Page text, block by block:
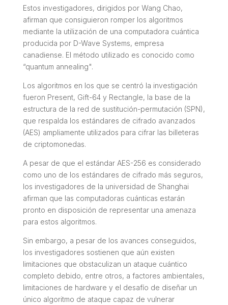
Estos investigadores, dirigidos por Wang Chao,
afirman que consiguieron romper los algoritmos
mediante la utilización de una computadora cuántica
producida por D-Wave Systems, empresa
canadiense. El método utilizado es conocido como
“quantum annealing".
Los algoritmos en los que se centró la investigación
fueron Present, Gift-64 y Rectangle, la base de la
estructura de la red de sustitución-permutación (SPN),
que respalda los estándares de cifrado avanzados
(AES) ampliamente utilizados para cifrar las billeteras
de criptomonedas.
A pesar de que el estándar AES-256 es considerado
como uno de los estándares de cifrado más seguros,
los investigadores de la universidad de Shanghai
afirman que las computadoras cuánticas estarán
pronto en disposición de representar una amenaza
para estos algoritmos.
Sin embargo, a pesar de los avances conseguidos,
los investigadores sostienen que aún existen
limitaciones que obstaculizan un ataque cuántico
completo debido, entre otros, a factores ambientales,
limitaciones de hardware y el desafío de diseñar un
único algoritmo de ataque capaz de vulnerar